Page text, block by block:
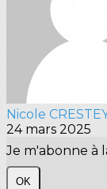
Nicole
24 mars 2025
Je m'abonne à
OK